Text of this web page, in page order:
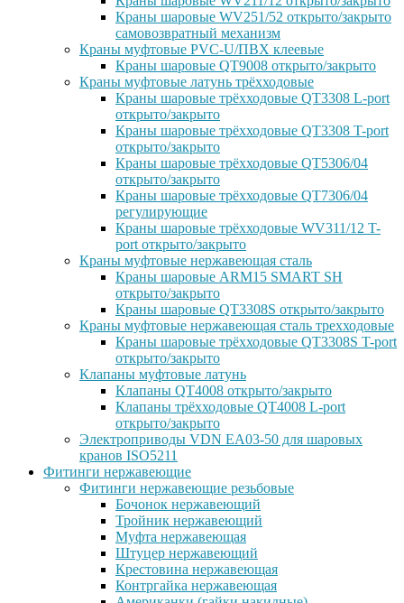
Краны шаровые WV251/52 открыто/закрыто
самовозвратный механизм
Краны муфтовые PVC-U/ПВХ клеевые
Краны шаровые QT9008 открыто/закрыто
Краны муфтовые латунь трёхходовые
Краны шаровые трёхходовые QT3308 L-port
открыто/закрыто
Краны шаровые трёхходовые QT3308 T-port
открыто/закрыто
Краны шаровые трёхходовые QT5306/04
открыто/закрыто
Краны шаровые трёхходовые QT7306/04
регулирующие
Краны шаровые трёхходовые WV311/12 T-
port открыто/закрыто
Краны муфтовые нержавеющая сталь
Краны шаровые ARM15 SMART SH
открыто/закрыто
Краны шаровые QT3308S открыто/закрыто
Краны муфтовые нержавеющая сталь трехходовые
Краны шаровые трёхходовые QT3308S T-port
открыто/закрыто
Клапаны муфтовые латунь
Клапаны QT4008 открыто/закрыто
Клапаны трёхходовые QT4008 L-port
открыто/закрыто
Электроприводы VDN EA03-50 для шаровых
кранов ISO5211
Фитинги нержавеющие
Фитинги нержавеющие резьбовые
Бочонок нержавеющий
Тройник нержавеющий
Муфта нержавеющая
Штуцер нержавеющий
Крестовина нержавеющая
Контргайка нержавеющая